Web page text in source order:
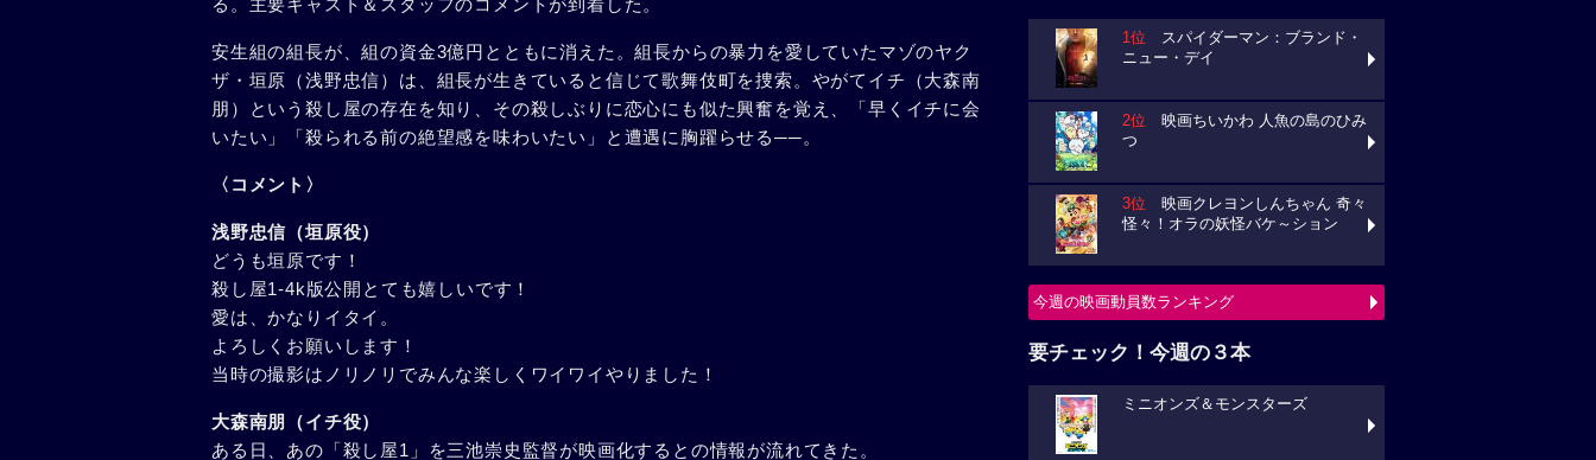
る。主要キャスト＆スタッフのコメントが到着した。
安生組の組長が、組の資金3億円とともに消えた。組長からの暴力を愛していたマゾのヤク
ザ・垣原（浅野忠信）は、組長が生きていると信じて歌舞伎町を捜索。やがてイチ（大森南
朋）という殺し屋の存在を知り、その殺しぶりに恋心にも似た興奮を覚え、「早くイチに会
いたい」「殺られる前の絶望感を味わいたい」と遭遇に胸躍らせる──。
〈コメント〉
浅野忠信（垣原役）
どうも垣原です！
殺し屋1-4k版公開とても嬉しいです！
愛は、かなりイタイ。
よろしくお願いします！
当時の撮影はノリノリでみんな楽しくワイワイやりました！
大森南朋（イチ役）
ある日、あの「殺し屋1」を三池崇史監督が映画化するとの情報が流れてきた。
1位 スパイダーマン：ブランド・
ニュー・デイ
2位 映画ちいかわ 人魚の島のひみ
つ
3位 映画クレヨンしんちゃん 奇々
怪々！オラの妖怪バケ～ション
今週の映画動員数ランキング
要チェック！今週の３本
ミニオンズ＆モンスターズ